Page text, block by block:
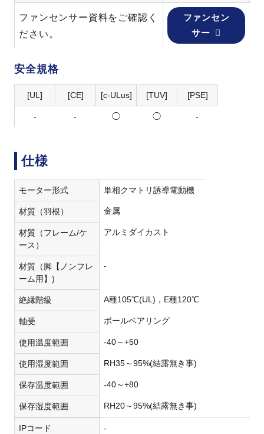
ファンセンサー資料をご確認く
ださい。
ファンセン
サー
安全規格
[UL] [CE] [c-ULus] [TUV] [PSE]
- - ◯ ◯ -
仕様
モーター形式 単相クマトリ誘導電動機
材質（羽根） 金属
材質（フレーム/ケ
ース）
アルミダイカスト
材質（脚【ノンフレ
ーム用】)
-
絶縁階級 A種105℃(UL)，E種120℃
軸受 ボールベアリング
使用温度範囲 -40～+50
使用湿度範囲 RH35～95%(結露無き事)
保存温度範囲 -40～+80
保存湿度範囲 RH20～95%(結露無き事)
IPコード -